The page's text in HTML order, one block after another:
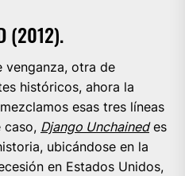
(2012).
venganza, otra de
históricos, ahora la
esas tres líneas
caso, Django Unchainedes
ubicándose en la
en Estados Unidos,